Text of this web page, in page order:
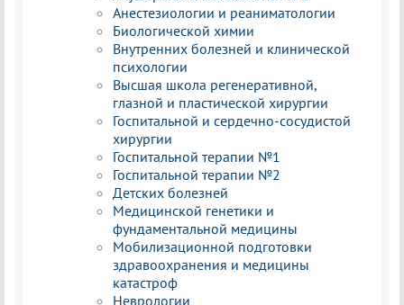
Анестезиологии и реаниматологии
Биологической химии
Внутренних болезней и клинической
психологии
Высшая школа регенеративной,
глазной и пластической хирургии
Госпитальной и сердечно-сосудистой
хирургии
Госпитальной терапии №1
Госпитальной терапии №2
Детских болезней
Медицинской генетики и
фундаментальной медицины
Мобилизационной подготовки
здравоохранения и медицины
катастроф
Неврологии